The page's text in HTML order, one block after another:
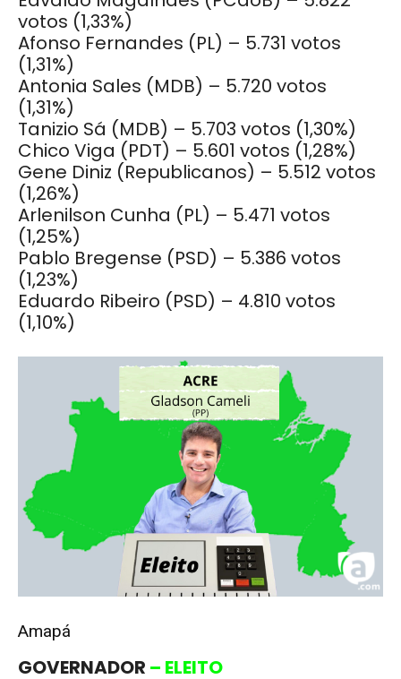
votos (1,33%)
Afonso Fernandes (PL) – 5.731 votos
(1,31%)
Antonia Sales (MDB) – 5.720 votos
(1,31%)
Tanizio Sá (MDB) – 5.703 votos (1,30%)
Chico Viga (PDT) – 5.601 votos (1,28%)
Gene Diniz (Republicanos) – 5.512 votos
(1,26%)
Arlenilson Cunha (PL) – 5.471 votos
(1,25%)
Pablo Bregense (PSD) – 5.386 votos
(1,23%)
Eduardo Ribeiro (PSD) – 4.810 votos
(1,10%)
Amapá
GOVERNADOR – ELEITO